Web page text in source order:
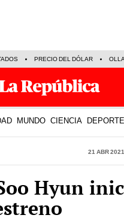
PRECIO DEL DÓLAR
MUNDO CIENCIA
21 Abr
Hyun